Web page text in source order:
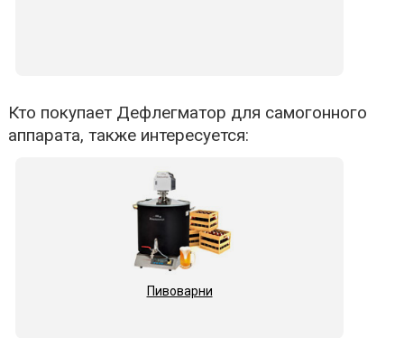
Кто покупает Дефлегматор для самогонного
аппарата, также интересуется:
Пивоварни